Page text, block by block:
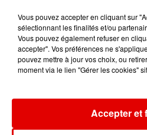
TAME IMPALA & JENNIE
Dracula
JUNGELI
Juste Un
Vous pouvez accepter en cliquant sur
sélectionnant les finalités et/ou
Vous pouvez également refuser en
accepter". Vos préférences ne
pouvez mettre à jour vos choix, ou
moment via le lien "Gérer les cookies"
Accepter et